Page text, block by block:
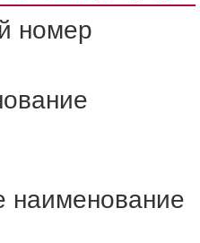
номер
наименование